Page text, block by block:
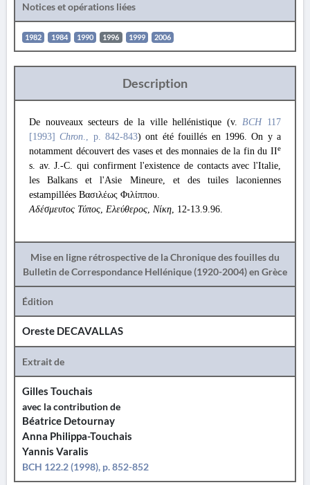
Notices et opérations liées
1982 1984 1990 1996 1999 2006
Description
De nouveaux secteurs de la ville hellénistique (v.BCH 117
[1993]Chron., p. 842-843) ont été fouillés en 1996. On y a
notamment découvert des vases et des monnaies de la fin du IIe
s. av. J.-C. qui confirment l'existence de contacts avec l'Italie,
les Balkans et l'Asie Mineure, et des tuiles laconiennes
estampillées Βασιλέως Φιλίππου.
Αδέσμευτος Τύπος, Ελεύθερος, Νίκη, 12-13.9.96.
Mise en ligne rétrospective de la Chronique des fouilles du
Bulletin de Correspondance Hellénique (1920-2004) en Grèce
Édition
Oreste DECAVALLAS
Extrait de
Gilles Touchais
avec la contribution de
Béatrice Detournay
Anna Philippa-Touchais
Yannis Varalis
BCH 122.2 (1998), p. 852-852